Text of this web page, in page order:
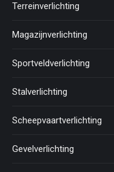
Terreinverlichting
Magazijnverlichting
Sportveldverlichting
Stalverlichting
Scheepvaartverlichting
Gevelverlichting